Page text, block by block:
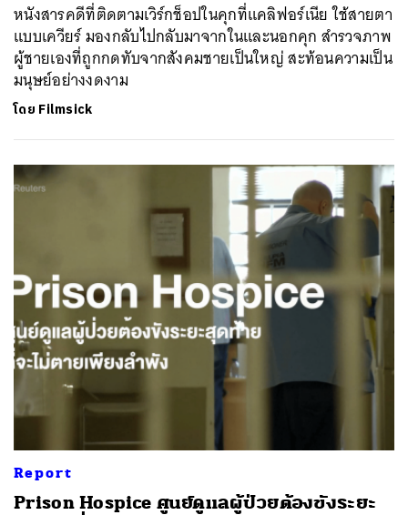
หนังสารคดีที่ติดตามเวิร์กช็อปในคุกที่แคลิฟอร์เนีย ใช้สายตา
แบบเควียร์ มองกลับไปกลับมาจากในและนอกคุก สำรวจภาพ
ผู้ชายเองที่ถูกกดทับจากสังคมชายเป็นใหญ่ สะท้อนความเป็น
มนุษย์อย่างงดงาม
โดย Filmsick
Report
Prison Hospice ศูนย์ดูแลผู้ป่วยต้องขังระยะ